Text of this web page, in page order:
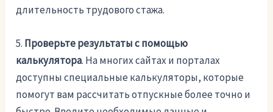
длительность трудового стажа.
5. Проверьте результаты с помощью
калькулятора. На многих сайтах и порталах
доступны специальные калькуляторы, которые
помогут вам рассчитать отпускные более точно и